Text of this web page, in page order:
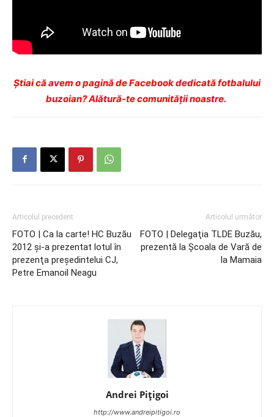
Ştiai că avem o pagină de Facebook dedicată fotbalului
buzoian? Alătură-te comunității noastre.
Articolul precedent
FOTO | Ca la carte! HC Buzău
2012 şi-a prezentat lotul în
prezenţa preşedintelui CJ,
Petre Emanoil Neagu
Articolul următor
FOTO | Delegaţia TLDE Buzău,
prezentă la Şcoala de Vară de
la Mamaia
Andrei Pițigoi
http://www.andreipitigoi.ro